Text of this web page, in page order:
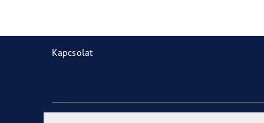
Kapcsolat